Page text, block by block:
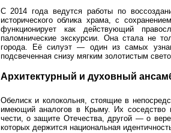
С 2014 года ведутся работы по
исторического облика храма, с
функционирует как действующий
паломнические экскурсии. Она стала не
города. Её силуэт — один из самых
подсвеченная снизу мягким золотистым
Архитектурный и духовный
Обелиск и колокольня, стоящие в
имеющий аналогов в Крыму. Их соседство
чести, о защите Отечества, другой — о
которых держится национальная